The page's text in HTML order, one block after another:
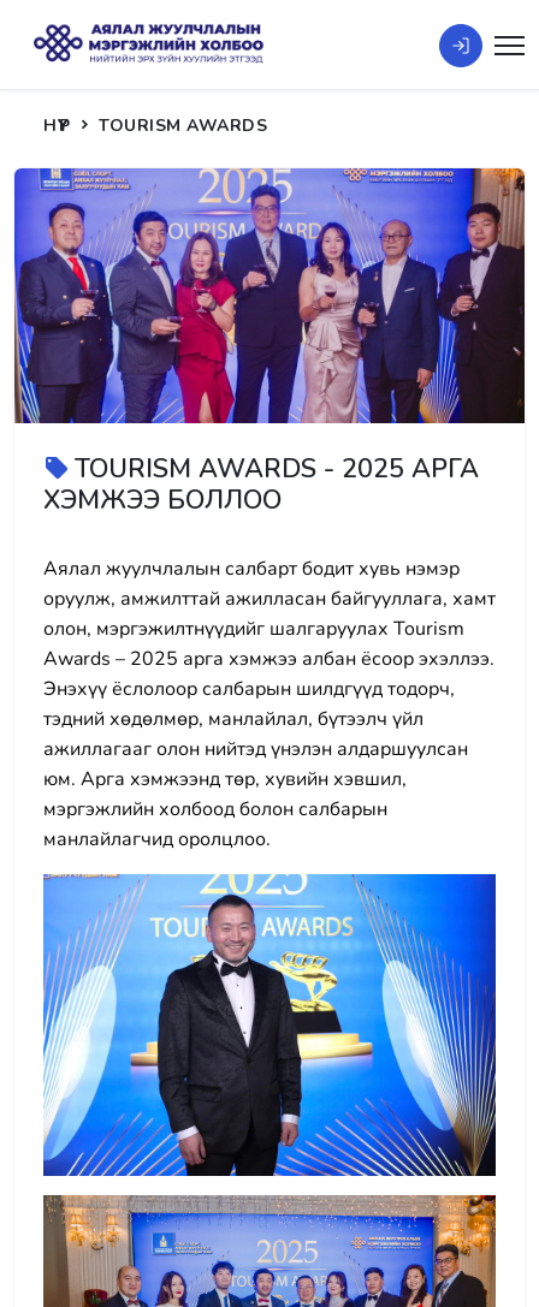
НҮҮР TOURISM AWARDS
TOURISM AWARDS - 2025 АРГА
ХЭМЖЭЭ БОЛЛОО
Аялал жуулчлалын салбарт бодит хувь нэмэр
оруулж, амжилттай ажилласан байгууллага, хамт
олон, мэргэжилтнүүдийг шалгаруулах Tourism
Awards – 2025 арга хэмжээ албан ёсоор эхэллээ.
Энэхүү ёслолоор салбарын шилдгүүд тодорч,
тэдний хөдөлмөр, манлайлал, бүтээлч үйл
ажиллагааг олон нийтэд үнэлэн алдаршуулсан
юм. Арга хэмжээнд төр, хувийн хэвшил,
мэргэжлийн холбоод болон салбарын
манлайлагчид оролцлоо.